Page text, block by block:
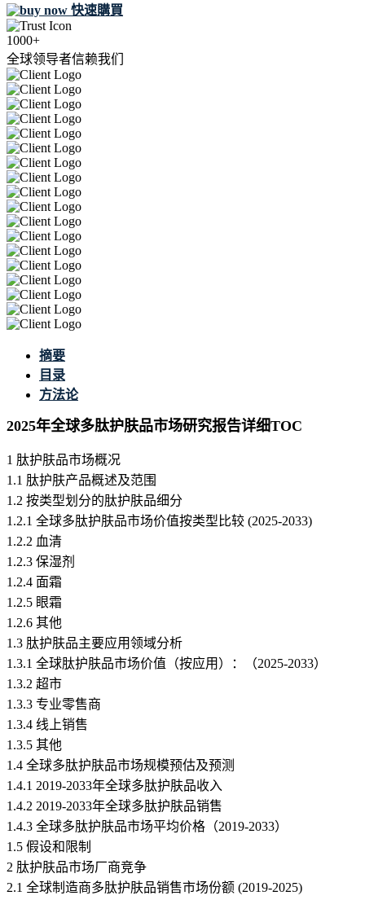
快速購買
1000+
全球领导者信赖我们
摘要
目录
方法论
2025年全球多肽护肤品市场研究报告详细TOC
1 肽护肤品市场概况
1.1 肽护肤产品概述及范围
1.2 按类型划分的肽护肤品细分
1.2.1 全球多肽护肤品市场价值按类型比较 (2025-2033)
1.2.2 血清
1.2.3 保湿剂
1.2.4 面霜
1.2.5 眼霜
1.2.6 其他
1.3 肽护肤品主要应用领域分析
1.3.1 全球肽护肤品市场价值（按应用）：（2025-2033）
1.3.2 超市
1.3.3 专业零售商
1.3.4 线上销售
1.3.5 其他
1.4 全球多肽护肤品市场规模预估及预测
1.4.1 2019-2033年全球多肽护肤品收入
1.4.2 2019-2033年全球多肽护肤品销售
1.4.3 全球多肽护肤品市场平均价格（2019-2033）
1.5 假设和限制
2 肽护肤品市场厂商竞争
2.1 全球制造商多肽护肤品销售市场份额 (2019-2025)